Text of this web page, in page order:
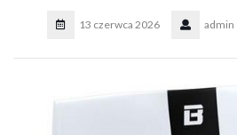
13 czerwca 2026 admin